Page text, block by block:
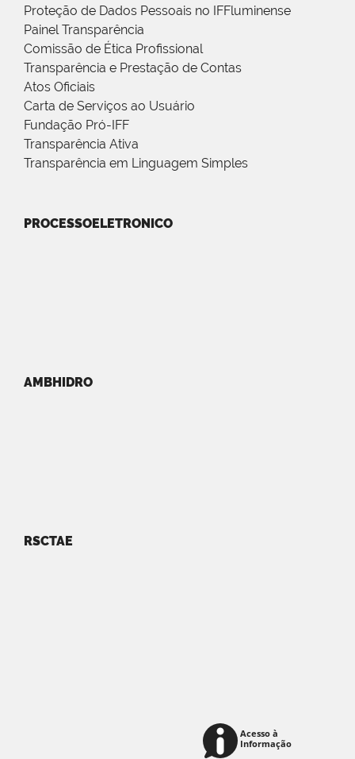
Proteção de Dados Pessoais no IFFluminense
Painel Transparência
Comissão de Ética Profissional
Transparência e Prestação de Contas
Atos Oficiais
Carta de Serviços ao Usuário
Fundação Pró-IFF
Transparência Ativa
Transparência em Linguagem Simples
PROCESSOELETRONICO
AMBHIDRO
RSCTAE